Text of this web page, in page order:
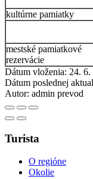
kultúrne pamiatky
mestské pamiatkové
rezervácie
Dátum vloženia: 24. 6.
Dátum poslednej
Autor: admin prevod
Turista
O regióne
Okolie